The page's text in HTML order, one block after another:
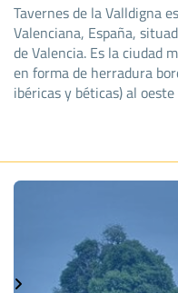
Tavernes de la Valldigna
Valenciana, España,
de Valencia. Es la ciudad
en forma de herradura
ibéricas y béticas) al